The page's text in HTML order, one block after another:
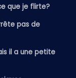
que je flirte?
pas de
il a une petite